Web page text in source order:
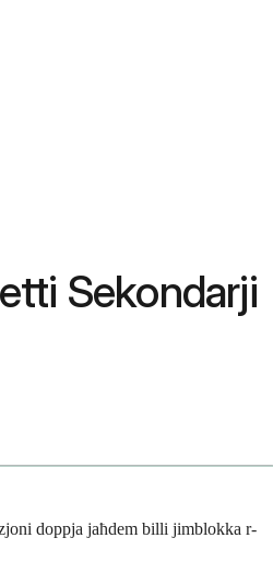
Sekondarji
doppja jaħdem billi jimblokka r-